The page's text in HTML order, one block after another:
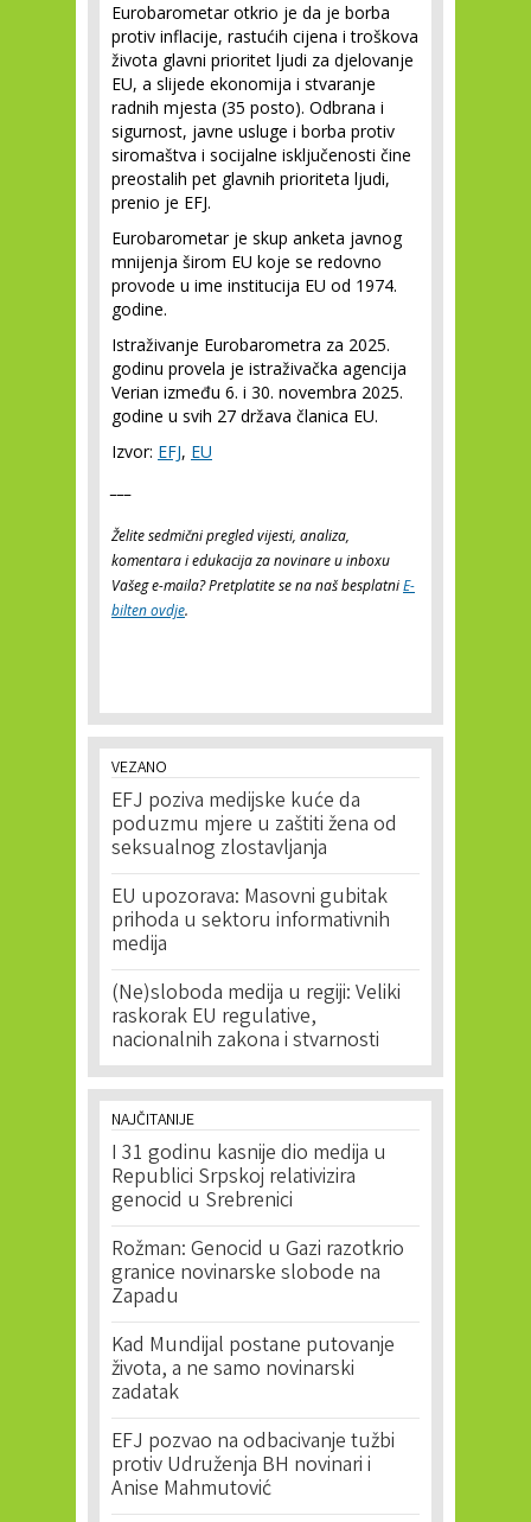
Eurobarometar otkrio je da je borba
protiv inflacije, rastućih cijena i troškova
života glavni prioritet ljudi za djelovanje
EU, a slijede ekonomija i stvaranje
radnih mjesta (35 posto). Odbrana i
sigurnost, javne usluge i borba protiv
siromaštva i socijalne isključenosti čine
preostalih pet glavnih prioriteta ljudi,
prenio je EFJ.
Eurobarometar je skup anketa javnog
mnijenja širom EU koje se redovno
provode u ime institucija EU od 1974.
godine.
Istraživanje Eurobarometra za 2025.
godinu provela je istraživačka agencija
Verian između 6. i 30. novembra 2025.
godine u svih 27 država članica EU.
Izvor: EFJ, EU
Želite sedmični pregled vijesti, analiza,
komentara i edukacija za novinare u inboxu
Vašeg e-maila? Pretplatite se na naš besplatniE-
bilten ovdje.
VEZANO
EFJ poziva medijske kuće da
poduzmu mjere u zaštiti žena od
seksualnog zlostavljanja
EU upozorava: Masovni gubitak
prihoda u sektoru informativnih
medija
(Ne)sloboda medija u regiji: Veliki
raskorak EU regulative,
nacionalnih zakona i stvarnosti
NAJČITANIJE
I 31 godinu kasnije dio medija u
Republici Srpskoj relativizira
genocid u Srebrenici
Rožman: Genocid u Gazi razotkrio
granice novinarske slobode na
Zapadu
Kad Mundijal postane putovanje
života, a ne samo novinarski
zadatak
EFJ pozvao na odbacivanje tužbi
protiv Udruženja BH novinari i
Anise Mahmutović